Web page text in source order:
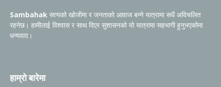
Sambahak सत्यको खोजीमा र जनताको आवाज बन्ने यात्रामा सधैं अविचलित
रहनेछ। हामीलाई विश्वास र साथ दिएर सुशासनको यो यात्रामा सहभागी हुनुभएकोमा
धन्यवाद।
हाम्रो बारेमा